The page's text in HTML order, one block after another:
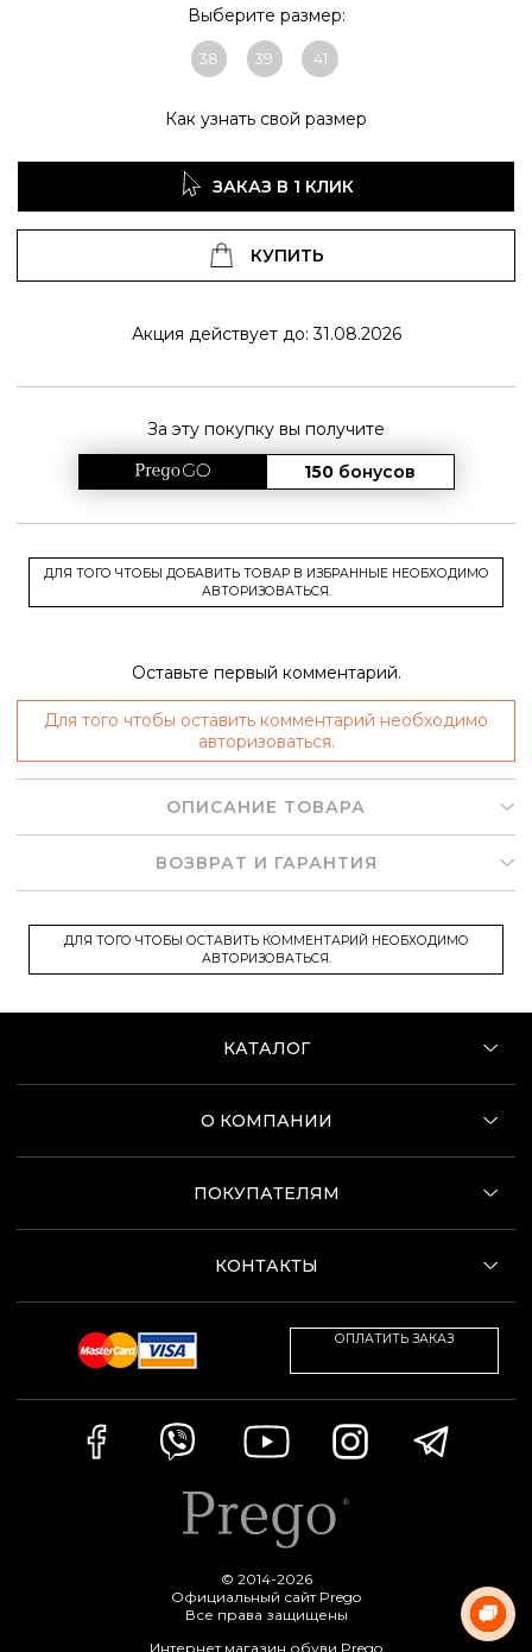
Выберите размер:
38 39 41
Как узнать свой размер
ЗАКАЗ В 1 КЛИК
КУПИТЬ
Акция действует до: 31.08.2026
За эту покупку вы получите
150 бонусов
ДЛЯ ТОГО ЧТОБЫ ДОБАВИТЬ ТОВАР В ИЗБРАННЫЕ НЕОБХОДИМО
АВТОРИЗОВАТЬСЯ.
Оставьте первый комментарий.
Для того чтобы оставить комментарий необходимо
авторизоваться.
ОПИСАНИЕ ТОВАРА
ВОЗВРАТ И ГАРАНТИЯ
ДЛЯ ТОГО ЧТОБЫ ОСТАВИТЬ КОММЕНТАРИЙ НЕОБХОДИМО
АВТОРИЗОВАТЬСЯ.
КАТАЛОГ
О КОМПАНИИ
ПОКУПАТЕЛЯМ
КОНТАКТЫ
ОПЛАТИТЬ ЗАКАЗ
© 2014-2026
Официальный сайт Prego
Все права защищены
Интернет магазин обуви Prego